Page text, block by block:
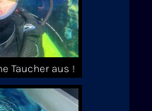
Taucher aus !